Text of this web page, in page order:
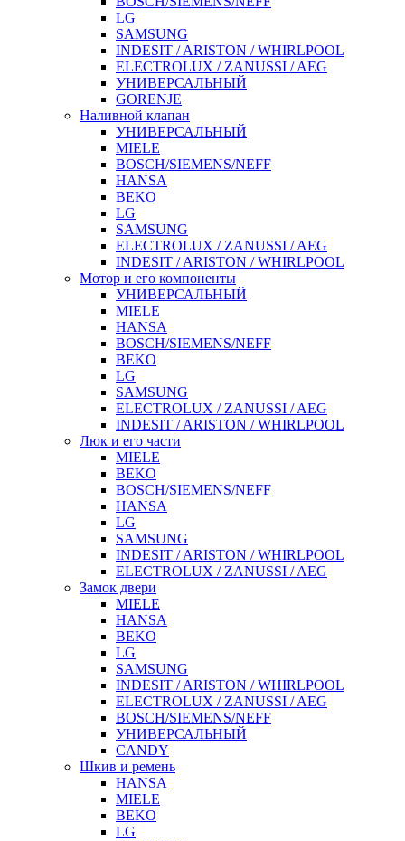
LG
SAMSUNG
INDESIT / ARISTON / WHIRLPOOL
ELECTROLUX / ZANUSSI / AEG
УНИВЕРСАЛЬНЫЙ
GORENJE
Наливной клапан
УНИВЕРСАЛЬНЫЙ
MIELE
BOSCH/SIEMENS/NEFF
HANSA
BEKO
LG
SAMSUNG
ELECTROLUX / ZANUSSI / AEG
INDESIT / ARISTON / WHIRLPOOL
Мотор и его компоненты
УНИВЕРСАЛЬНЫЙ
MIELE
HANSA
BOSCH/SIEMENS/NEFF
BEKO
LG
SAMSUNG
ELECTROLUX / ZANUSSI / AEG
INDESIT / ARISTON / WHIRLPOOL
Люк и его части
MIELE
BEKO
BOSCH/SIEMENS/NEFF
HANSA
LG
SAMSUNG
INDESIT / ARISTON / WHIRLPOOL
ELECTROLUX / ZANUSSI / AEG
Замок двери
MIELE
HANSA
BEKO
LG
SAMSUNG
INDESIT / ARISTON / WHIRLPOOL
ELECTROLUX / ZANUSSI / AEG
BOSCH/SIEMENS/NEFF
УНИВЕРСАЛЬНЫЙ
CANDY
Шкив и ремень
HANSA
MIELE
BEKO
LG